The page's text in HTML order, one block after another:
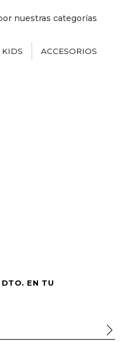
nuestras categorías
KIDS ACCESORIOS
DTO. EN TU